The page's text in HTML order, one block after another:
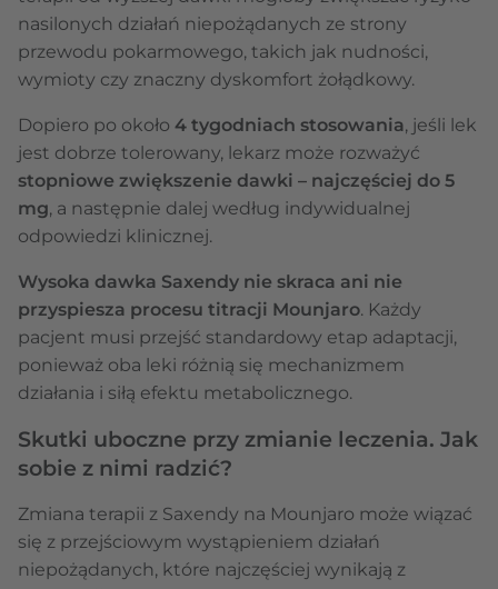
nasilonych działań niepożądanych ze strony
przewodu pokarmowego, takich jak nudności,
wymioty czy znaczny dyskomfort żołądkowy.
Dopiero po około 4 tygodniach stosowania, jeśli lek
jest dobrze tolerowany, lekarz może rozważyć
stopniowe zwiększenie dawki – najczęściej do 5
mg, a następnie dalej według indywidualnej
odpowiedzi klinicznej.
Wysoka dawka Saxendy nie skraca ani nie
przyspiesza procesu titracji Mounjaro. Każdy
pacjent musi przejść standardowy etap adaptacji,
ponieważ oba leki różnią się mechanizmem
działania i siłą efektu metabolicznego.
Skutki uboczne przy zmianie leczenia. Jak
sobie z nimi radzić?
Zmiana terapii z Saxendy na Mounjaro może wiązać
się z przejściowym wystąpieniem działań
niepożądanych, które najczęściej wynikają z